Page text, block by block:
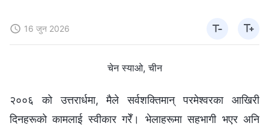
16 जुन 2026
चेन स्याओ, चीन
२००६ को उत्तरार्धमा, मैले सर्वशक्तिमान्‌ परमेश्‍वरका आखिरी
दिनहरूको कामलाई स्वीकार गरेँ। भेलाहरूमा सहभागी भएर अनि